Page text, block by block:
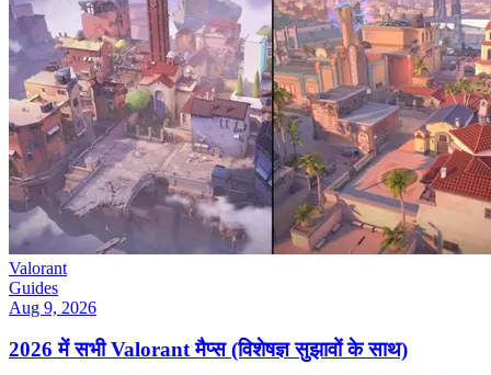
Valorant
Guides
Aug 9, 2026
2026 में सभी Valorant मैप्स (विशेषज्ञ सुझावों के साथ)